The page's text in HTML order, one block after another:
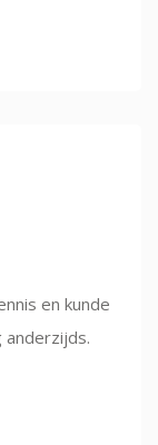
en kunde
anderzijds.